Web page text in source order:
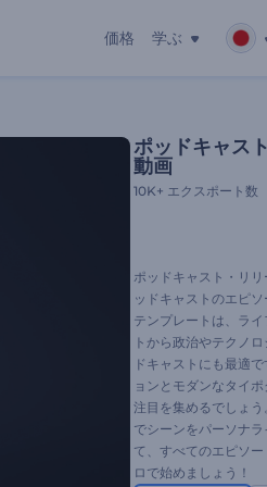
価格 学ぶ
ポッドキャス
動画
10K+ エクスポート数
ポッドキャスト・リ
ッドキャストのエピ
テンプレートは、ラ
トから政治やテクノ
ドキャストにも最適
ョンとモダンなタイ
注目を集めるでしょ
でシーンをパーソナ
て、すべてのエピソ
ロで始めましょう！